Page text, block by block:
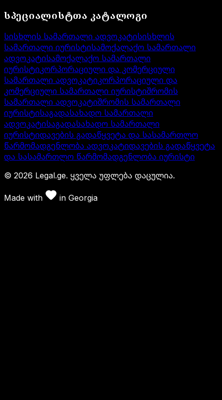
სპეციალისტთა კატალოგი
სისხლის სამართალი ადვოკატისისხლის
სამართალი იურისტისამოქალაქო სამართალი
ადვოკატისამოქალაქო სამართალი
იურისტიკორპორაციული და კომერციული
სამართალი ადვოკატიკორპორაციული და
კომერციული სამართალი იურისტიშრომის
სამართალი ადვოკატიშრომის სამართალი
იურისტისაგადასახადო სამართალი
ადვოკატისაგადასახადო სამართალი
იურისტიდავების გადაწყვეტა და სასამართლო
წარმომადგენლობა ადვოკატიდავების გადაწყვეტა
და სასამართლო წარმომადგენლობა იურისტი
© 2026 Legal.ge. ყველა უფლება დაცულია.
Made with in Georgia